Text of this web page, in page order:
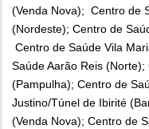
(Venda Nova); Centro de
(Nordeste); Centro de
Centro de Saúde Vila
Saúde Aarão Reis
(Pampulha); Centro de
Justino/Túnel de Ibirité
(Venda Nova); Centro de